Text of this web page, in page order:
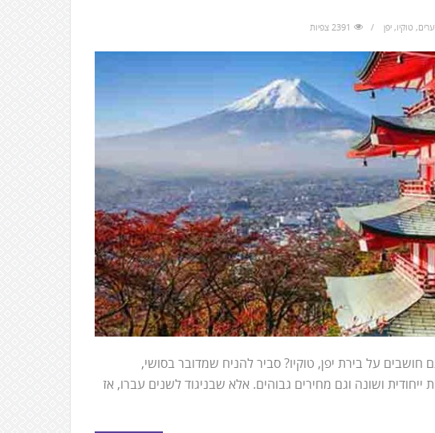
, טוקיו,יפן 2391 צפיות
על בירת יפן, טוקיו? סביר להניח שמדובר בסושי,
ייחודית ושונה וגם מחירים גבוהים. אלא שבניגוד לשנים עברו, אז